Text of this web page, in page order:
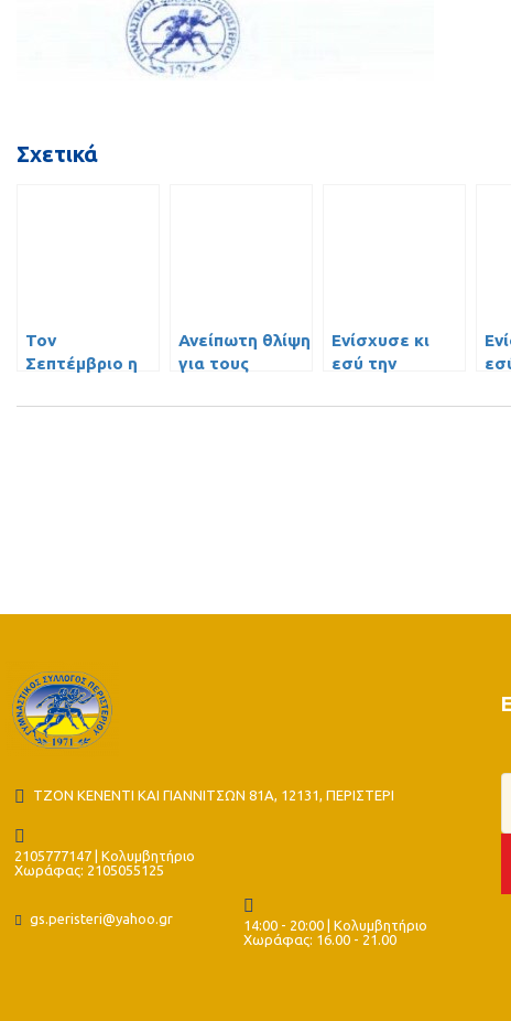
Σχετικά
Τον
Σεπτέμβριο η
Συνέλευση του
Ανείπωτη θλίψη
για τους
καταστροφικών
Ενίσχυσε κι
εσύ την
αίματος του
ΤΖΟΝ ΚΕΝΕΝΤΙ ΚΑΙ ΓΙΑΝΝΙΤΣΩΝ 81Α, 12131, ΠΕΡΙΣΤΕΡΙ
2105777147 | Κολυμβητήριο
Χωράφας: 2105055125
gs.peristeri@yahoo.gr
14:00 - 20:00 | Κολυμβητήριο
Χωράφας: 16.00 - 21.00